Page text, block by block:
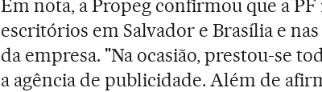
Em nota, a Propeg confirmou que a PF
escritórios em Salvador e Brasília e
da empresa. "Na ocasião, prestou-se
a agência de publicidade. Além de